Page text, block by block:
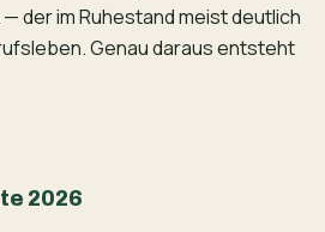
der im Ruhestand meist deutlich
Genau daraus entsteht
2026